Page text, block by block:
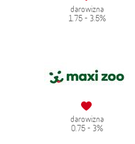
darowizna
1.75 - 3.5%
darowizna
0.75 - 3%